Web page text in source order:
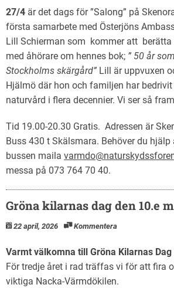
27/4 är det dags för ”Salong” på
första samarbete med Österjöns
Lill Schierman som kommer att berätta
med åhörare om hennes bok; ” 50 år
Stockholms skärgård” Lill är uppvuxen
Hjälmö där hon och familjen har
naturvård i flera decennier. Vi ser så
Tid 19.00-20.30 Gratis. Adressen är
Buss 430 t Skälsmara. Behöver du
bussen maila
messa på 073 764 70 40.
Gröna kilarnas dag den 10.e
22 april, 2026 Kommentera
Varmt välkomna till Gröna Kilarnas
För tredje året i rad träffas vi för att fira
viktiga Nacka-Värmdökilen.